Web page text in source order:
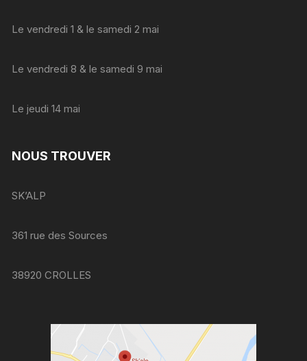
Le vendredi 1 & le samedi 2 mai
Le vendredi 8 & le samedi 9 mai
Le jeudi 14 mai
NOUS TROUVER
SK’ALP
361 rue des Sources
38920 CROLLES